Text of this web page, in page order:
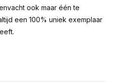
ook maar één te
een 100% uniek exemplaar